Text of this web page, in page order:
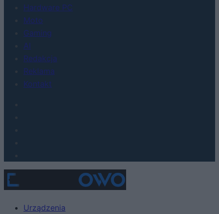
Hardware PC
Moto
Gaming
AI
Redakcja
Reklama
Kontakt
Urządzenia